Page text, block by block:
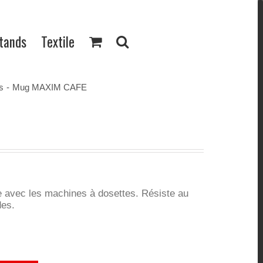
Textile
- Mug MAXIM CAFE
avec les machines à dosettes. Résiste au